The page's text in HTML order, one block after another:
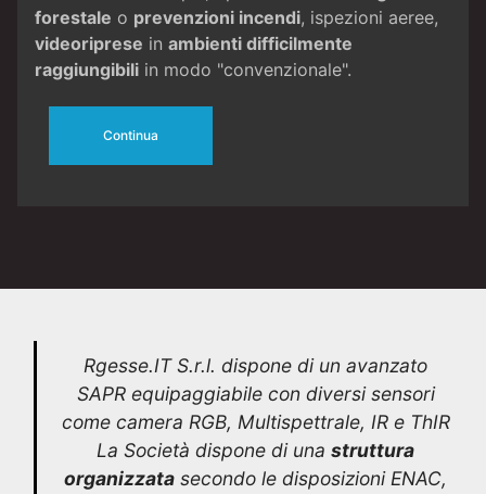
forestale o prevenzioni incendi, ispezioni aeree,
videoriprese in ambienti difficilmente
raggiungibili in modo "convenzionale".
Continua
Rgesse.IT S.r.l. dispone di un avanzato
SAPR equipaggiabile con diversi sensori
come camera RGB, Multispettrale, IR e ThIR
La Società dispone di una struttura
organizzata secondo le disposizioni ENAC,